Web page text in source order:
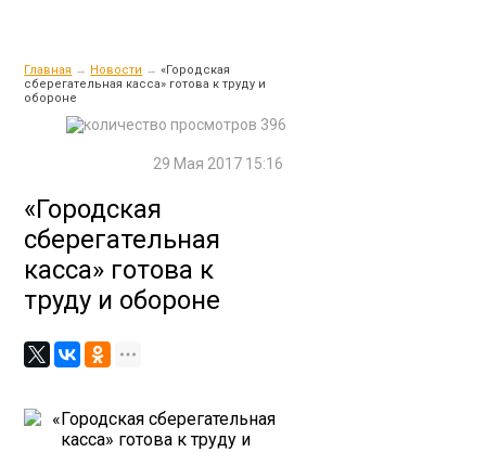
Главная → Новости → «Городская
сберегательная касса» готова к труду и
обороне
396
29 Мая 2017 15:16
«Городская
сберегательная
касса» готова к
труду и обороне